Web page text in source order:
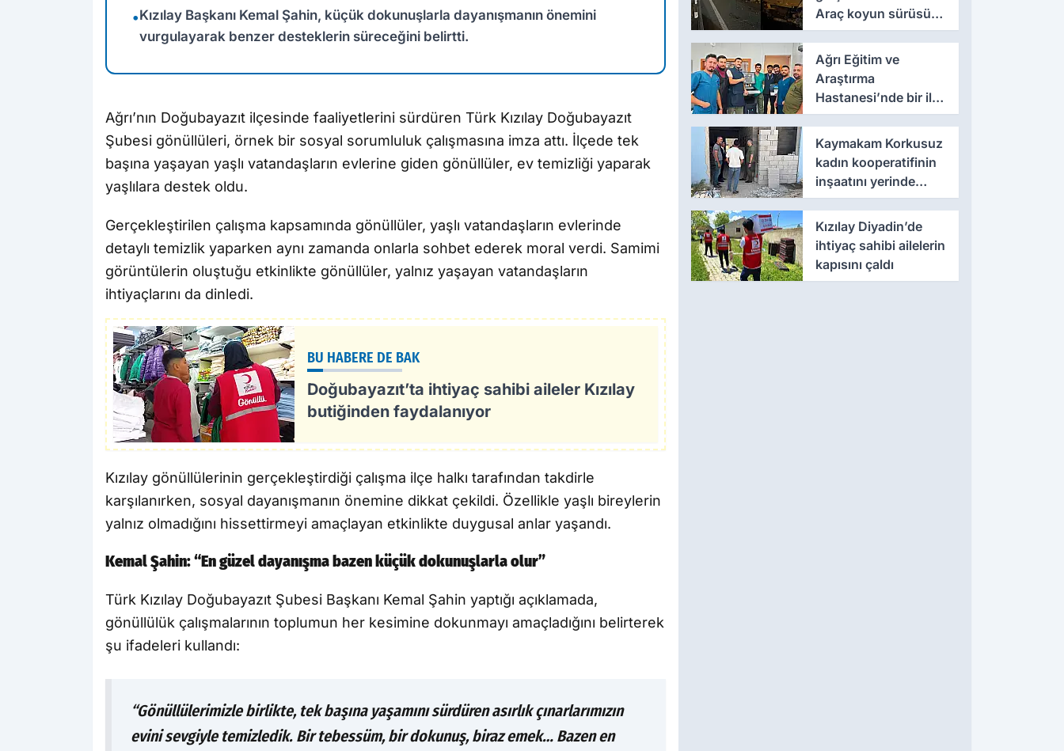
•Kızılay Başkanı Kemal Şahin, küçük dokunuşlarla dayanışmanın önemini
vurgulayarak benzer desteklerin süreceğini belirtti.
Ağrı’nın Doğubayazıt ilçesinde faaliyetlerini sürdüren Türk Kızılay Doğubayazıt
Şubesi gönüllüleri, örnek bir sosyal sorumluluk çalışmasına imza attı. İlçede tek
başına yaşayan yaşlı vatandaşların evlerine giden gönüllüler, ev temizliği yaparak
yaşlılara destek oldu.
Gerçekleştirilen çalışma kapsamında gönüllüler, yaşlı vatandaşların evlerinde
detaylı temizlik yaparken aynı zamanda onlarla sohbet ederek moral verdi. Samimi
görüntülerin oluştuğu etkinlikte gönüllüler, yalnız yaşayan vatandaşların
ihtiyaçlarını da dinledi.
BU HABERE DE BAK
Doğubayazıt’ta ihtiyaç sahibi aileler Kızılay
butiğinden faydalanıyor
Kızılay gönüllülerinin gerçekleştirdiği çalışma ilçe halkı tarafından takdirle
karşılanırken, sosyal dayanışmanın önemine dikkat çekildi. Özellikle yaşlı bireylerin
yalnız olmadığını hissettirmeyi amaçlayan etkinlikte duygusal anlar yaşandı.
Kemal Şahin: “En güzel dayanışma bazen küçük dokunuşlarla olur”
Türk Kızılay Doğubayazıt Şubesi Başkanı Kemal Şahin yaptığı açıklamada,
gönüllülük çalışmalarının toplumun her kesimine dokunmayı amaçladığını belirterek
şu ifadeleri kullandı:
“Gönüllülerimizle birlikte, tek başına yaşamını sürdüren asırlık çınarlarımızın
evini sevgiyle temizledik. Bir tebessüm, bir dokunuş, biraz emek… Bazen en
Araç koyun sürüsüne
daldı
Ağrı Eğitim ve
Araştırma
Hastanesi’nde bir ilk
gerçekleştirildi
Kaymakam Korkusuz
kadın kooperatifinin
inşaatını yerinde
inceledi
Kızılay Diyadin’de
ihtiyaç sahibi ailelerin
kapısını çaldı